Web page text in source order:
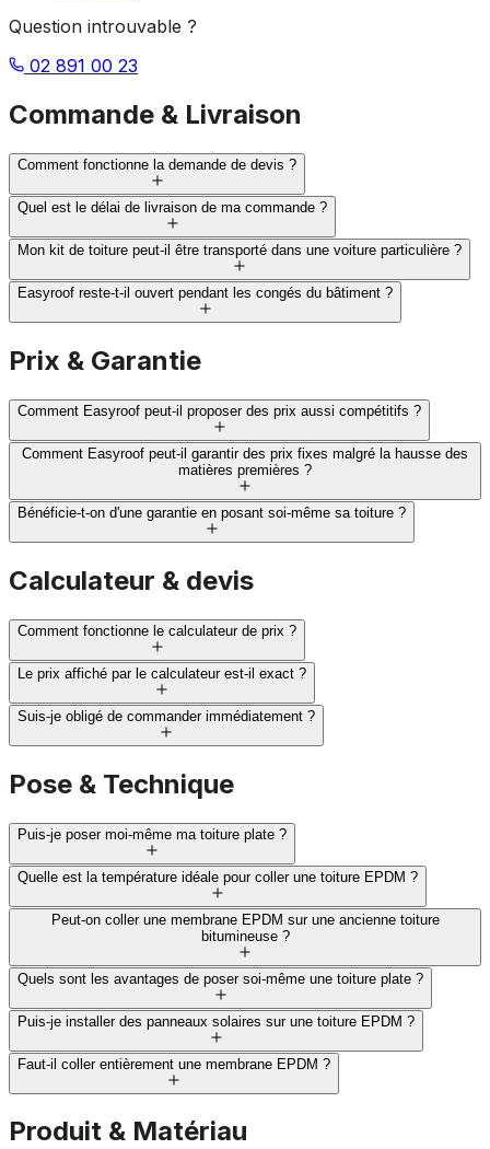
Question introuvable ?
02 891 00 23
Commande & Livraison
Comment fonctionne la demande de devis ?
Quel est le délai de livraison de ma commande ?
Mon kit de toiture peut-il être transporté dans une voiture particulière ?
Easyroof reste-t-il ouvert pendant les congés du bâtiment ?
Prix & Garantie
Comment Easyroof peut-il proposer des prix aussi compétitifs ?
Comment Easyroof peut-il garantir des prix fixes malgré la hausse des
matières premières ?
Bénéficie-t-on d'une garantie en posant soi-même sa toiture ?
Calculateur & devis
Comment fonctionne le calculateur de prix ?
Le prix affiché par le calculateur est-il exact ?
Suis-je obligé de commander immédiatement ?
Pose & Technique
Puis-je poser moi-même ma toiture plate ?
Quelle est la température idéale pour coller une toiture EPDM ?
Peut-on coller une membrane EPDM sur une ancienne toiture
bitumineuse ?
Quels sont les avantages de poser soi-même une toiture plate ?
Puis-je installer des panneaux solaires sur une toiture EPDM ?
Faut-il coller entièrement une membrane EPDM ?
Produit & Matériau